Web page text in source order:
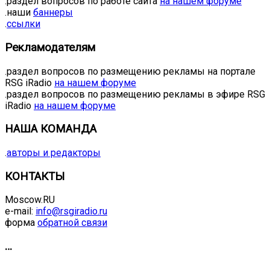
.наши баннеры
.ссылки
Рекламодателям
.раздел вопросов по размещению рекламы на портале
RSG iRadio на нашем форуме
.раздел вопросов по размещению рекламы в эфире RSG
iRadio на нашем форуме
НАША КОМАНДА
.авторы и редакторы
КОНТАКТЫ
Moscow.RU
e-mail: info@rsgiradio.ru
форма обратной связи
…